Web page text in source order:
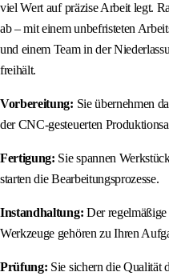
viel Wert auf präzise Arbeit legt.
ab – mit einem unbefristeten
und einem Team in der
freihält.
Vorbereitung: Sie übernehmen
der CNC-gesteuerten
Fertigung: Sie spannen
starten die Bearbeitungsprozesse.
Instandhaltung: Der
Werkzeuge gehören zu Ihren
Prüfung: Sie sichern die Qualität